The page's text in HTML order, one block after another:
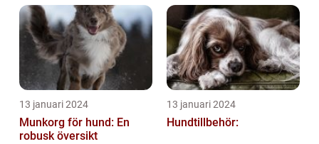
13 januari 2024
Munkorg för hund: En
robusk översikt
13 januari 2024
Hundtillbehör: